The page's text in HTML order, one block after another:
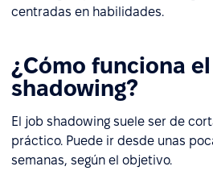
centradas en habilidades.
¿Cómo funciona
shadowing?
El job shadowing suele ser de
práctico. Puede ir desde unas
semanas, según el objetivo.